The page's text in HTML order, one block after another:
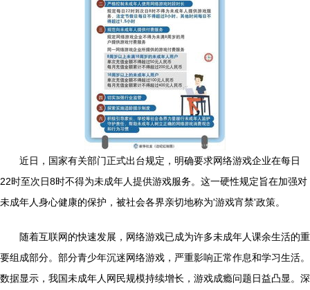
近日，国家有关部门正式出台规定，明确要求网络游戏企业在每日
22时至次日8时不得为未成年人提供游戏服务。这一硬性规定旨在加强对
未成年人身心健康的保护，被社会各界亲切地称为'游戏宵禁'政策。
随着互联网的快速发展，网络游戏已成为许多未成年人课余生活的重
要组成部分。部分青少年沉迷网络游戏，严重影响正常作息和学习生活。
数据显示，我国未成年人网民规模持续增长，游戏成瘾问题日益凸显。深